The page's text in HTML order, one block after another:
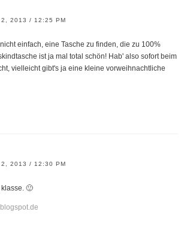
2, 2013 / 12:25 PM
einfach, eine Tasche zu finden, die zu 100%
ist ja mal total schön! Hab' also sofort beim
vielleicht gibt's ja eine kleine vorweihnachtliche
2, 2013 / 12:30 PM
🙂